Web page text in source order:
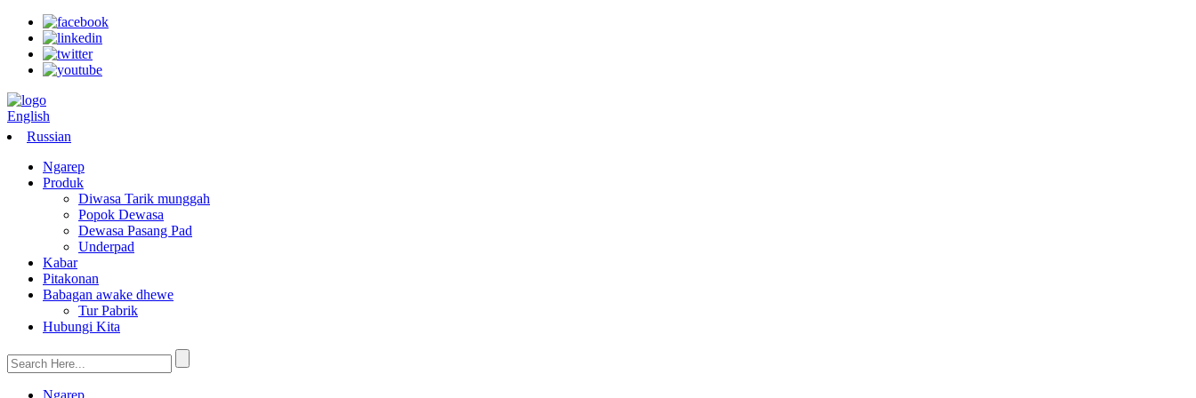
English
Russian
Ngarep
Produk
Diwasa Tarik munggah
Popok Dewasa
Dewasa Pasang Pad
Underpad
Kabar
Pitakonan
Babagan awake dhewe
Tur Pabrik
Hubungi Kita
Ngarep